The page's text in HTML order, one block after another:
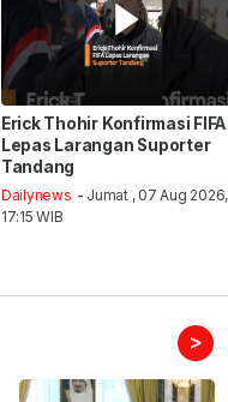
Erick Thohir Konfirmasi FIFA
Lepas Larangan Suporter
Tandang
Dailynews - Jumat , 07 Aug 2026,
17:15 WIB
>